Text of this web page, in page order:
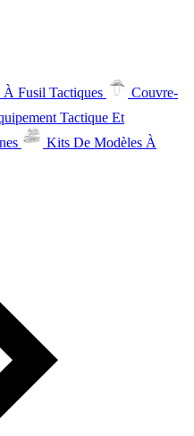
À Fusil Tactiques
Couvre-
Tactique Et
Kits De Modèles À